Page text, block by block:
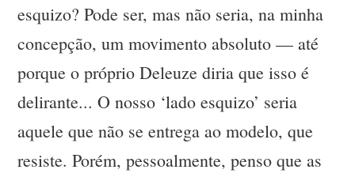
esquizo? Pode ser, mas não seria, na minha
concepção, um movimento absoluto — até
porque o próprio Deleuze diria que isso é
delirante... O nosso ‘lado esquizo’ seria
aquele que não se entrega ao modelo, que
resiste. Porém, pessoalmente, penso que as